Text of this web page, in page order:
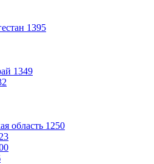
1395
1349
область 1250